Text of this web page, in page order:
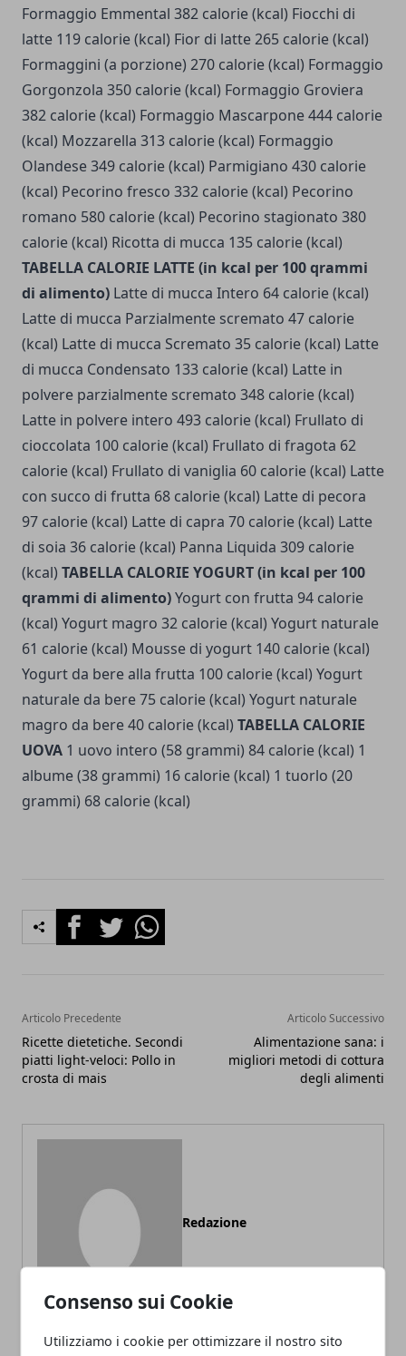
Consenso sui Cookie
Utilizziamo i cookie per ottimizzare il nostro sito
Formaggio Emmental 382 calorie (kcal) Fiocchi di
latte 119 calorie (kcal) Fior di latte 265 calorie (kcal)
Formaggini (a porzione) 270 calorie (kcal) Formaggio
Gorgonzola 350 calorie (kcal) Formaggio Groviera
382 calorie (kcal) Formaggio Mascarpone 444 calorie
(kcal) Mozzarella 313 calorie (kcal) Formaggio
Olandese 349 calorie (kcal) Parmigiano 430 calorie
(kcal) Pecorino fresco 332 calorie (kcal) Pecorino
romano 580 calorie (kcal) Pecorino stagionato 380
calorie (kcal) Ricotta di mucca 135 calorie (kcal)
TABELLA CALORIE LATTE (in kcal per 100 qrammi
di alimento) Latte di mucca Intero 64 calorie (kcal)
Latte di mucca Parzialmente scremato 47 calorie
(kcal) Latte di mucca Scremato 35 calorie (kcal) Latte
di mucca Condensato 133 calorie (kcal) Latte in
polvere parzialmente scremato 348 calorie (kcal)
Latte in polvere intero 493 calorie (kcal) Frullato di
cioccolata 100 calorie (kcal) Frullato di fragota 62
calorie (kcal) Frullato di vaniglia 60 calorie (kcal) Latte
con succo di frutta 68 calorie (kcal) Latte di pecora
97 calorie (kcal) Latte di capra 70 calorie (kcal) Latte
di soia 36 calorie (kcal) Panna Liquida 309 calorie
(kcal) TABELLA CALORIE YOGURT (in kcal per 100
qrammi di alimento)Yogurt con frutta 94 calorie
(kcal) Yogurt magro 32 calorie (kcal) Yogurt naturale
61 calorie (kcal) Mousse di yogurt 140 calorie (kcal)
Yogurt da bere alla frutta 100 calorie (kcal) Yogurt
naturale da bere 75 calorie (kcal) Yogurt naturale
magro da bere 40 calorie (kcal) TABELLA CALORIE
UOVA 1 uovo intero (58 grammi) 84 calorie (kcal) 1
albume (38 grammi) 16 calorie (kcal) 1 tuorlo (20
grammi) 68 calorie (kcal)
FacebookTwitterWhatsapp
Articolo Precedente
Ricette dietetiche. Secondi
piatti light-veloci: Pollo in
crosta di mais
Articolo Successivo
Alimentazione sana: i
migliori metodi di cottura
degli alimenti
Redazione